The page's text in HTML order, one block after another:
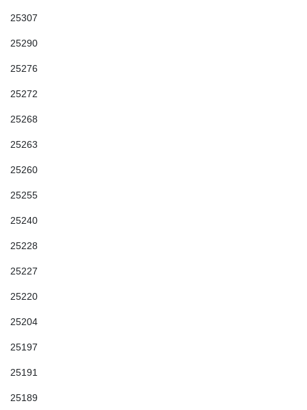
25307
25290
25276
25272
25268
25263
25260
25255
25240
25228
25227
25220
25204
25197
25191
25189